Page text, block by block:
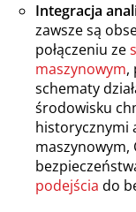
Integracja
zawsze są
połączeniu ze
maszynowym,
schematy
środowisku
historycznymi
maszynowym,
podejścia do